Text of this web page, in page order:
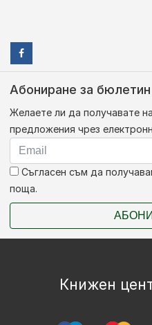
Абониране за бюлетин
Желаете ли да получавате
предложения чрез
Съгласен съм да
поща.
Книжен